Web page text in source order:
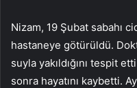
Nizam, 19 Şubat sabahı
hastaneye götürüldü.
suyla yakıldığını tespit
sonra hayatını kaybetti.